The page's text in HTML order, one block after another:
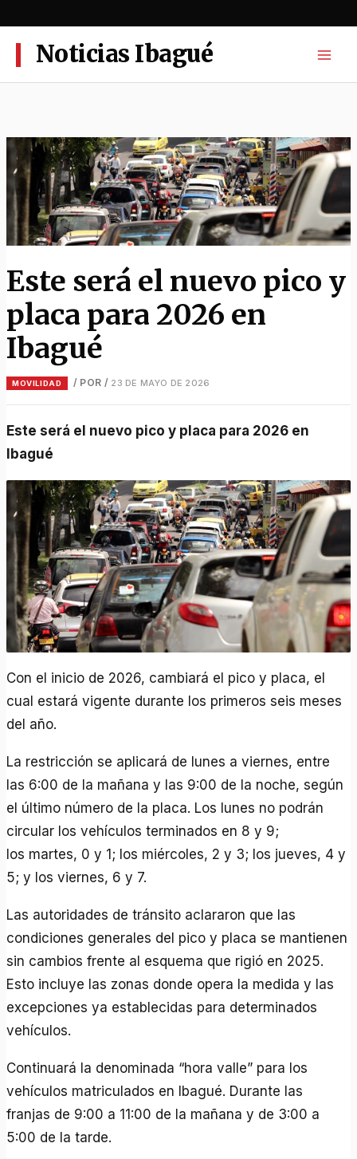
al
contenidoNoticias Ibagué
Este será el nuevo pico y
placa para 2026 en
Ibagué
MOVILIDAD / POR / 23 DE MAYO DE 2026
Este será el nuevo pico y placa para 2026 en
Ibagué
Con el inicio de 2026, cambiará el pico y placa, el
cual estará vigente durante los primeros seis meses
del año.
La restricción se aplicará de lunes a viernes, entre
las 6:00 de la mañana y las 9:00 de la noche, según
el último número de la placa. Los lunes no podrán
circular los vehículos terminados en 8 y 9;
los martes, 0 y 1; los miércoles, 2 y 3; los jueves, 4 y
5; y los viernes, 6 y 7.
Las autoridades de tránsito aclararon que las
condiciones generales del pico y placa se mantienen
sin cambios frente al esquema que rigió en 2025.
Esto incluye las zonas donde opera la medida y las
excepciones ya establecidas para determinados
vehículos.
Continuará la denominada “hora valle” para los
vehículos matriculados en Ibagué. Durante las
franjas de 9:00 a 11:00 de la mañana y de 3:00 a
5:00 de la tarde.